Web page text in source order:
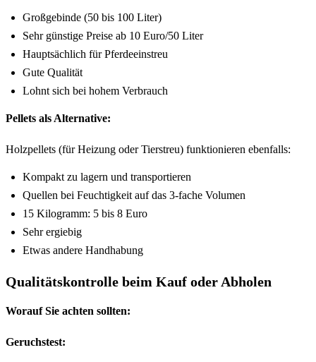
Großgebinde (50 bis 100 Liter)
Sehr günstige Preise ab 10 Euro/50 Liter
Hauptsächlich für Pferdeeinstreu
Gute Qualität
Lohnt sich bei hohem Verbrauch
Pellets als Alternative:
Holzpellets (für Heizung oder Tierstreu) funktionieren ebenfalls:
Kompakt zu lagern und transportieren
Quellen bei Feuchtigkeit auf das 3-fache Volumen
15 Kilogramm: 5 bis 8 Euro
Sehr ergiebig
Etwas andere Handhabung
Qualitätskontrolle beim Kauf oder Abholen
Worauf Sie achten sollten:
Geruchstest: